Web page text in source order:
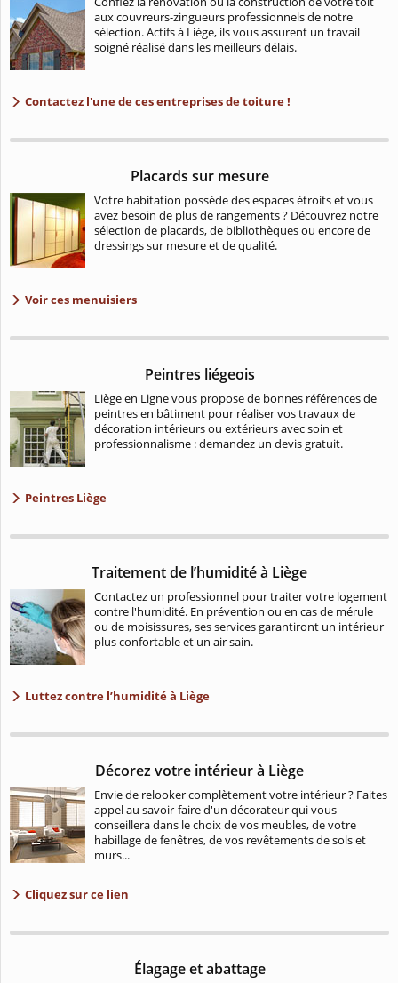
aux couvreurs-zingueurs professionnels de notre
sélection. Actifs à Liège, ils vous assurent un travail
soigné réalisé dans les meilleurs délais.
Contactez l'une de ces entreprises de toiture !
Placards sur mesure
Votre habitation possède des espaces étroits et vous
avez besoin de plus de rangements ? Découvrez notre
sélection de placards, de bibliothèques ou encore de
dressings sur mesure et de qualité.
Voir ces menuisiers
Peintres liégeois
Liège en Ligne vous propose de bonnes références de
peintres en bâtiment pour réaliser vos travaux de
décoration intérieurs ou extérieurs avec soin et
professionnalisme : demandez un devis gratuit.
Peintres Liège
Traitement de l’humidité à Liège
Contactez un professionnel pour traiter votre logement
contre l'humidité. En prévention ou en cas de mérule
ou de moisissures, ses services garantiront un intérieur
plus confortable et un air sain.
Luttez contre l’humidité à Liège
Décorez votre intérieur à Liège
Envie de relooker complètement votre intérieur ? Faites
appel au savoir-faire d'un décorateur qui vous
conseillera dans le choix de vos meubles, de votre
habillage de fenêtres, de vos revêtements de sols et
murs...
Cliquez sur ce lien
Élagage et abattage